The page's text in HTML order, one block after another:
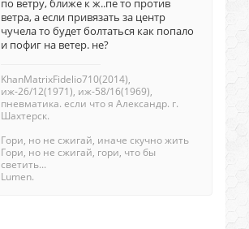
по ветру, ближе к ж..пе то против
ветра, а если привязать за центр
чучела то будет болтаться как попало
и пофиг на ветер. не?
KhanMatrixFidelio710(2014),
иж-26/12(1971), иж-58/16(1969),
пневматика. если что я Александр. г.
Шахтерск.
Гори, но не сжигай, иначе скучно жить
Гори, но не сжигай, гори, что бы
светить...
Lumen.